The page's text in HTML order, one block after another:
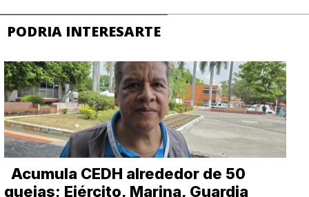
PODRIA INTERESARTE
Acumula CEDH alrededor de 50
quejas; Ejército, Marina, Guardia